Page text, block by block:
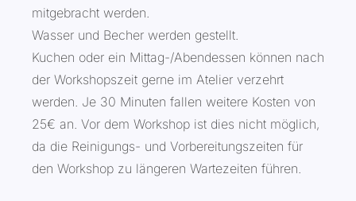
mitgebracht werden.
Wasser und Becher werden gestellt.
Kuchen oder ein Mittag-/Abendessen können nach
der Workshopszeit gerne im Atelier verzehrt
werden. Je 30 Minuten fallen weitere Kosten von
25€ an. Vor dem Workshop ist dies nicht möglich,
da die Reinigungs- und Vorbereitungszeiten für
den Workshop zu längeren Wartezeiten führen.